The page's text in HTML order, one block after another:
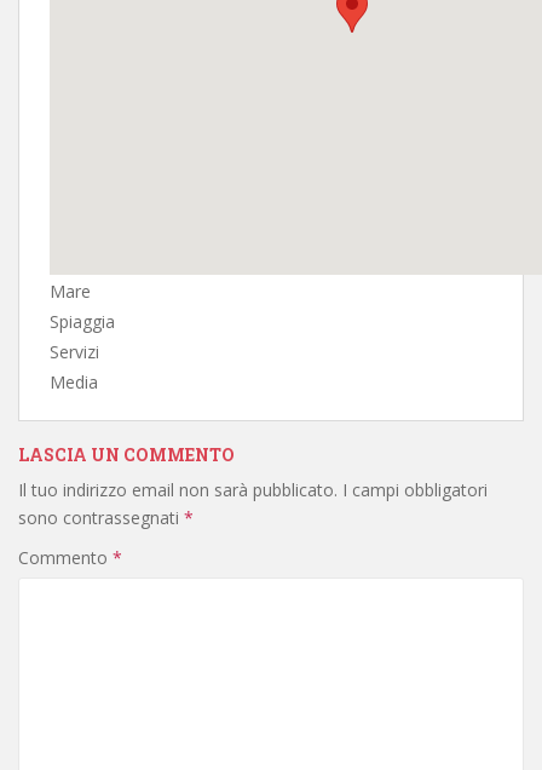
Mare
Spiaggia
Servizi
Media
LASCIA UN COMMENTO
Il tuo indirizzo email non sarà pubblicato. I campi obbligatori
sono contrassegnati *
Commento *